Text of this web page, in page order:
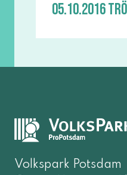
05.10.2016
Volkspark Potsdam